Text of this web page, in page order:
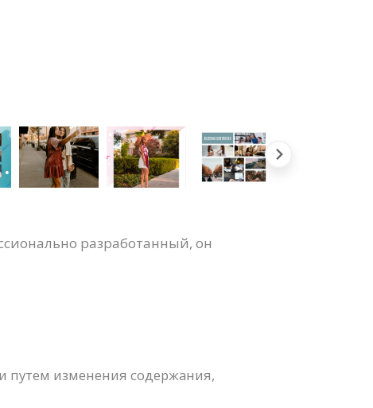
разработанный, он
путем изменения содержания,